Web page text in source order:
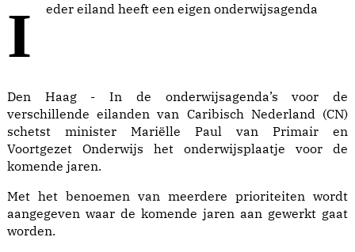
Ieder eiland heeft een eigen onderwijsagenda
Den Haag - In de onderwijsagenda’s voor de
verschillende eilanden van Caribisch Nederland (CN)
schetst minister Mariëlle Paul van Primair en
Voortgezet Onderwijs het onderwijsplaatje voor de
komende jaren.
Met het benoemen van meerdere prioriteiten wordt
aangegeven waar de komende jaren aan gewerkt gaat
worden.